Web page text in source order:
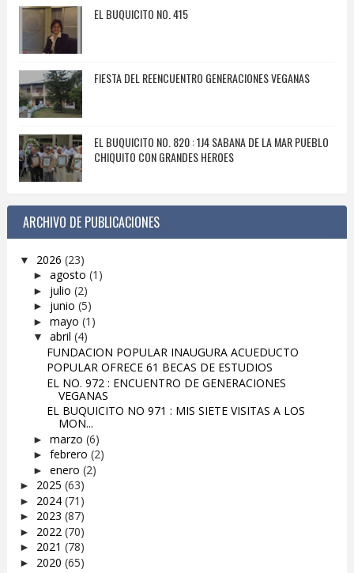
EL BUQUICITO NO. 415
FIESTA DEL REENCUENTRO GENERACIONES VEGANAS
EL BUQUICITO NO. 820 : 1J4 SABANA DE LA MAR PUEBLO
CHIQUITO CON GRANDES HEROES
ARCHIVO DE PUBLICACIONES
▼ 2026 (23)
► agosto (1)
► julio (2)
► junio (5)
► mayo (1)
▼ abril (4)
FUNDACION POPULAR INAUGURA ACUEDUCTO
POPULAR OFRECE 61 BECAS DE ESTUDIOS
EL NO. 972 : ENCUENTRO DE GENERACIONES
VEGANAS
EL BUQUICITO NO 971 : MIS SIETE VISITAS A LOS
MON...
► marzo (6)
► febrero (2)
► enero (2)
► 2025 (63)
► 2024 (71)
► 2023 (87)
► 2022 (70)
► 2021 (78)
► 2020 (65)